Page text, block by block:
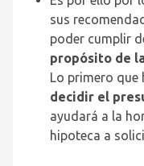
sus
poder cumplir
propósito de
Lo primero que
decidir el
ayudará a la
hipoteca a